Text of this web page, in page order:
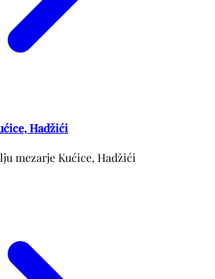
Hadžići
mezarje Kućice, Hadžići